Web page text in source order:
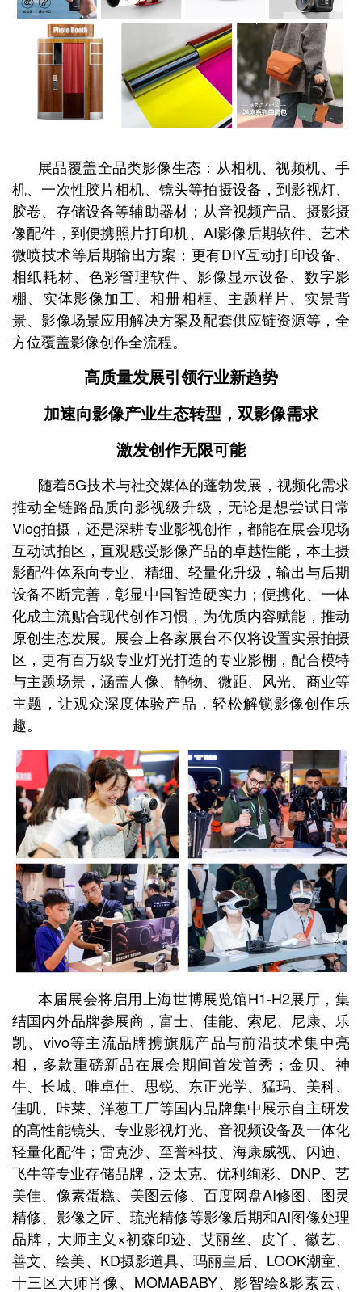
展品覆盖全品类影像生态：从相机、视频机、手
机、一次性胶片相机、镜头等拍摄设备，到影视灯、
胶卷、存储设备等辅助器材；从音视频产品、摄影摄
像配件，到便携照片打印机、AI影像后期软件、艺术
微喷技术等后期输出方案；更有DIY互动打印设备、
相纸耗材、色彩管理软件、影像显示设备、数字影
棚、实体影像加工、相册相框、主题样片、实景背
景、影像场景应用解决方案及配套供应链资源等，全
方位覆盖影像创作全流程。
高质量发展引领行业新趋势
加速向影像产业生态转型，双影像需求
激发创作无限可能
随着5G技术与社交媒体的蓬勃发展，视频化需求
推动全链路品质向影视级升级，无论是想尝试日常
Vlog拍摄，还是深耕专业影视创作，都能在展会现场
互动试拍区，直观感受影像产品的卓越性能，本土摄
影配件体系向专业、精细、轻量化升级，输出与后期
设备不断完善，彰显中国智造硬实力；便携化、一体
化成主流贴合现代创作习惯，为优质内容赋能，推动
原创生态发展。展会上各家展台不仅将设置实景拍摄
区，更有百万级专业灯光打造的专业影棚，配合模特
与主题场景，涵盖人像、静物、微距、风光、商业等
主题，让观众深度体验产品，轻松解锁影像创作乐
趣。
本届展会将启用上海世博展览馆H1-H2展厅，集
结国内外品牌参展商，富士、佳能、索尼、尼康、乐
凯、vivo等主流品牌携旗舰产品与前沿技术集中亮
相，多款重磅新品在展会期间首发首秀；金贝、神
牛、长城、唯卓仕、思锐、东正光学、猛玛、美科、
佳叽、咔莱、洋葱工厂等国内品牌集中展示自主研发
的高性能镜头、专业影视灯光、音视频设备及一体化
轻量化配件；雷克沙、至誉科技、海康威视、闪迪、
飞牛等专业存储品牌，泛太克、优利绚彩、DNP、艺
美佳、像素蛋糕、美图云修、百度网盘AI修图、图灵
精修、影像之匠、琉光精修等影像后期和AI图像处理
品牌，大师主义×初森印迹、艾丽丝、皮丫、徽艺、
善文、绘美、KD摄影道具、玛丽皇后、LOOK潮童、
十三区大师肖像、MOMABABY、影智绘&影素云、